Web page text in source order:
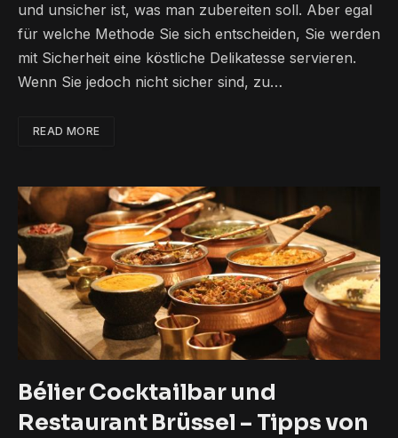
und unsicher ist, was man zubereiten soll. Aber egal
für welche Methode Sie sich entscheiden, Sie werden
mit Sicherheit eine köstliche Delikatesse servieren.
Wenn Sie jedoch nicht sicher sind, zu…
READ MORE
Bélier Cocktailbar und
Restaurant Brüssel – Tipps von